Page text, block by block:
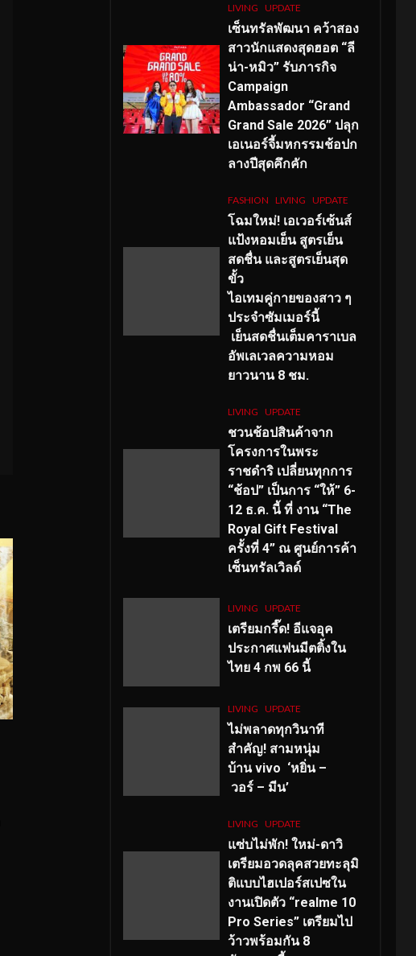
LIVING UPDATE
เซ็นทรัลพัฒนา คว้าสอง
สาวนักแสดงสุดฮอต “ลี
น่า-หมิว” รับภารกิจ
Campaign
Ambassador “Grand
Grand Sale 2026” ปลุก
เอเนอร์จี้มหกรรมช้อปก
ลางปีสุดคึกคัก
FASHION LIVING UPDATE
โฉมใหม่! เอเวอร์เซ้นส์
แป้งหอมเย็น สูตรเย็น
สดชื่น และสูตรเย็นสุด
ขั้ว
ไอเทมคู่กายของสาว ๆ
ประจำซัมเมอร์นี้
เย็นสดชื่นเต็มคาราเบล
อัพเลเวลความหอม
ยาวนาน 8 ชม.
LIVING UPDATE
ชวนช้อปสินค้าจาก
โครงการในพระ
ราชดำริ เปลี่ยนทุกการ
“ช้อป” เป็นการ “ให้” 6-
12 ธ.ค. นี้ ที่ งาน “The
Royal Gift Festival
ครั้งที่ 4” ณ ศูนย์การค้า
เซ็นทรัลเวิลด์
LIVING UPDATE
เตรียมกรี๊ด! อีแจอุค
ประกาศแฟนมีตติ้งใน
ไทย 4 กพ 66 นี้
LIVING UPDATE
ไม่พลาดทุกวินาที
สำคัญ! สามหนุ่ม
บ้าน vivo ‘หยิ่น –
วอร์ – มีน’
LIVING UPDATE
แซ่บไม่พัก! ใหม่-ดาวิ
เตรียมอวดลุคสวยทะลุมิ
ติแบบไฮเปอร์สเปซใน
งานเปิดตัว “realme 10
Pro Series” เตรียมไป
ว้าวพร้อมกัน 8